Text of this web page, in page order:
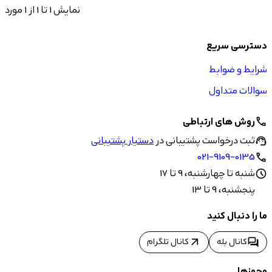
نمایش 1 تا 1 از 1 مورد
دسترسی سریع
شرایط و ضوابط
سوالات متداول
callروش های ارتباطی
support_agentثبت درخواست پشتیبانی دردستیار پشتیبانی
call
021-9109-0135
scheduleشنبه تا چهارشنبه، 9 تا 17
پنجشنبه، 9 تا 13
ما را دنبال کنید
forumکانال بله arrow_outward کانال تلگرام